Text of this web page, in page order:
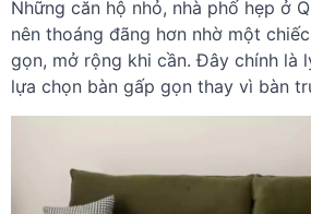
Những căn hộ nhỏ, nhà phố hẹp ở
nên thoáng đãng hơn nhờ một
gọn, mở rộng khi cần. Đây chính là
lựa chọn bàn gấp gọn thay vì bàn